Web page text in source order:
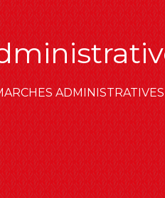
ADMINISTRATIVES